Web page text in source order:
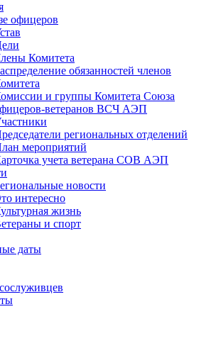
офицеров
Комитета
обязанностей членов
и группы Комитета Союза
ветеранов ВСЧ АЭП
региональных отделений
мероприятий
учета ветерана CОВ АЭП
новости
интересно
жизнь
и спорт
даты